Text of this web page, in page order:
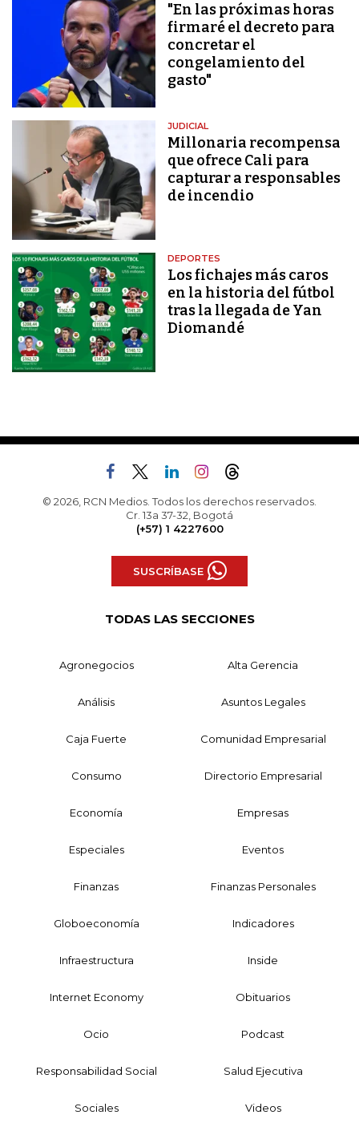
"En las próximas horas
firmaré el decreto para
concretar el
congelamiento del
gasto"
JUDICIAL
Millonaria recompensa
que ofrece Cali para
capturar a responsables
de incendio
DEPORTES
Los fichajes más caros
en la historia del fútbol
tras la llegada de Yan
Diomandé
© 2026, RCN Medios. Todos los derechos reservados.
Cr. 13a 37-32, Bogotá
(+57) 1 4227600
SUSCRÍBASE
TODAS LAS SECCIONES
Agronegocios Alta Gerencia
Análisis Asuntos Legales
Caja Fuerte Comunidad Empresarial
Consumo Directorio Empresarial
Economía Empresas
Especiales Eventos
Finanzas Finanzas Personales
Globoeconomía Indicadores
Infraestructura Inside
Internet Economy Obituarios
Ocio Podcast
Responsabilidad Social Salud Ejecutiva
Sociales Videos